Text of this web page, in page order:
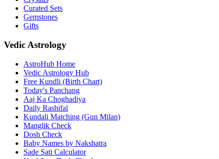
Curated Sets
Gemstones
Gifts
Vedic Astrology
AstroHub Home
Vedic Astrology Hub
Free Kundli (Birth Chart)
Today's Panchang
Aaj Ka Choghadiya
Daily Rashifal
Kundali Matching (Gun Milan)
Manglik Check
Dosh Check
Baby Names by Nakshatra
Sade Sati Calculator